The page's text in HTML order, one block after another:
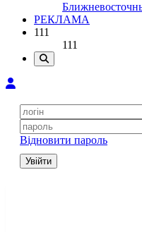
РЕКЛАМА
111
111
Відновити пароль
Увійти